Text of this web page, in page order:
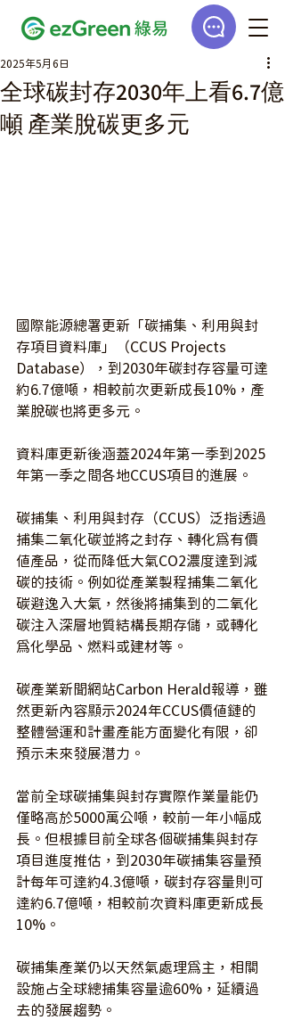
全球碳封存2030年上看6.7億
噸 產業脫碳更多元
2025年5月6日
國際能源總署更新「碳捕集、利用與封
存項目資料庫」（CCUS Projects
Database），到2030年碳封存容量可達
約6.7億噸，相較前次更新成長10%，產
業脫碳也將更多元。
資料庫更新後涵蓋2024年第一季到2025
年第一季之間各地CCUS項目的進展。
碳捕集、利用與封存（CCUS）泛指透過
捕集二氧化碳並將之封存、轉化為有價
值產品，從而降低大氣CO2濃度達到減
碳的技術。例如從產業製程捕集二氧化
碳避逸入大氣，然後將捕集到的二氧化
碳注入深層地質結構長期存儲，或轉化
為化學品、燃料或建材等。
碳產業新聞網站Carbon Herald報導，雖
然更新內容顯示2024年CCUS價值鏈的
整體營運和計畫產能方面變化有限，卻
預示未來發展潛力。
當前全球碳捕集與封存實際作業量能仍
僅略高於5000萬公噸，較前一年小幅成
長。但根據目前全球各個碳捕集與封存
項目進度推估，到2030年碳捕集容量預
計每年可達約4.3億噸，碳封存容量則可
達約6.7億噸，相較前次資料庫更新成長
10%。
碳捕集產業仍以天然氣處理為主，相關
設施占全球總捕集容量逾60%，延續過
去的發展趨勢。